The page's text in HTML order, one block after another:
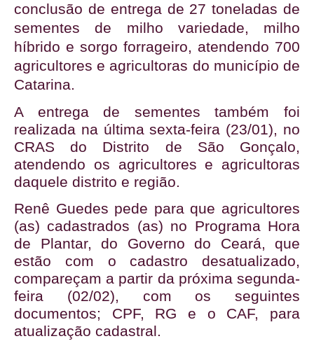
conclusão de entrega de 27 toneladas de
sementes de milho variedade, milho
híbrido e sorgo forrageiro, atendendo 700
agricultores e agricultoras do município de
Catarina.
A entrega de sementes também foi
realizada na última sexta-feira (23/01), no
CRAS do Distrito de São Gonçalo,
atendendo os agricultores e agricultoras
daquele distrito e região.
Renê Guedes pede para que agricultores
(as) cadastrados (as) no Programa Hora
de Plantar, do Governo do Ceará, que
estão com o cadastro desatualizado,
compareçam a partir da próxima segunda-
feira (02/02), com os seguintes
documentos; CPF, RG e o CAF, para
atualização cadastral.